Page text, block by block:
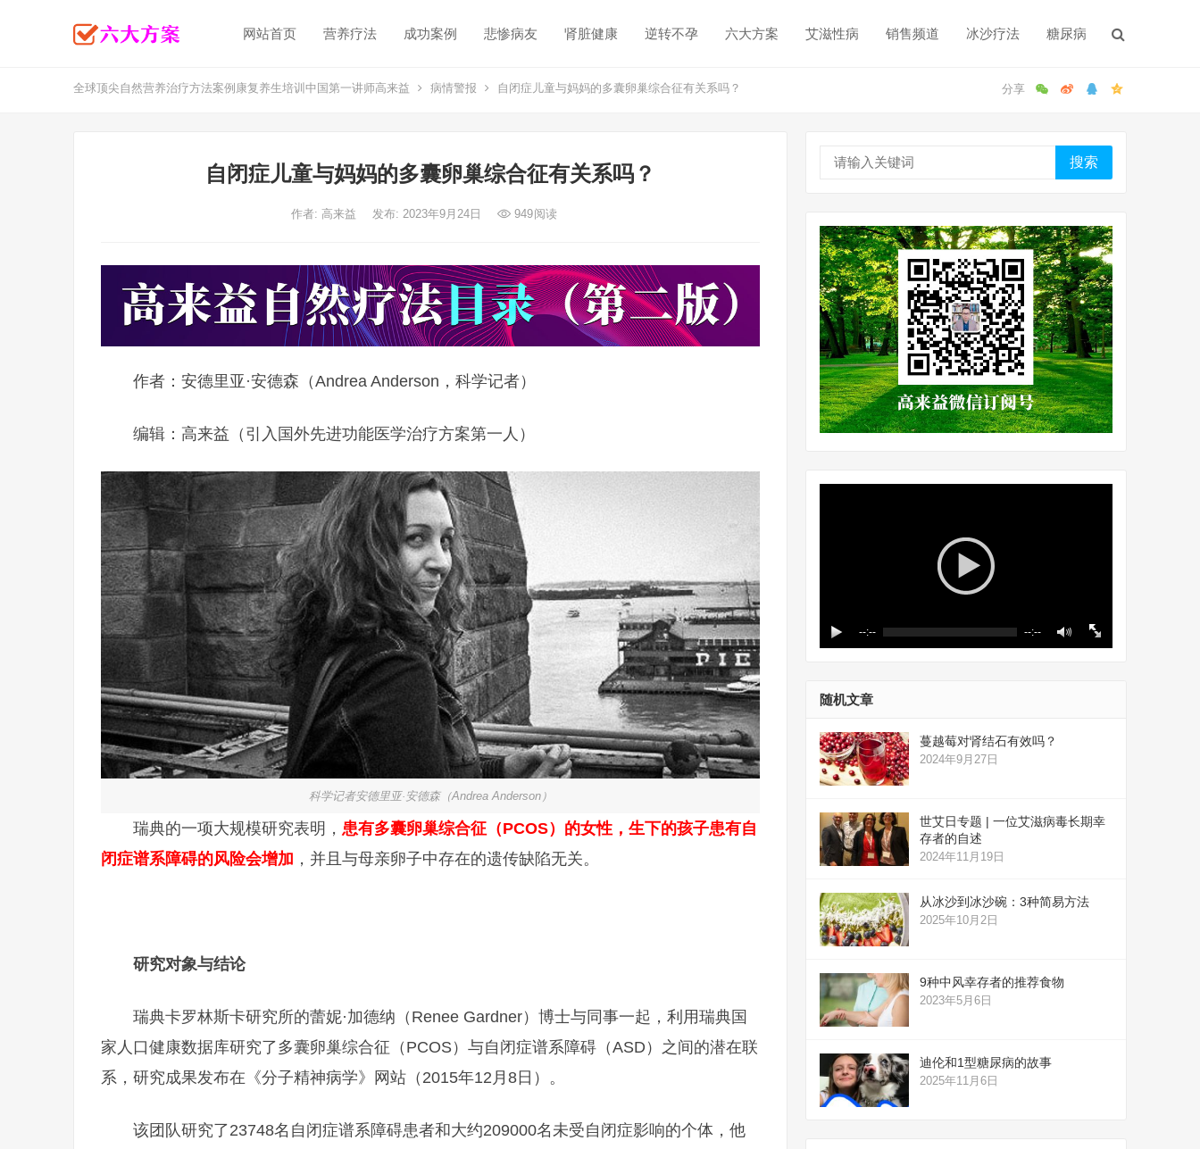
网站首页 营养疗法 成功案例 悲惨病友 肾脏健康 逆转不孕 六大方案 艾滋性病 销售频道 冰沙疗法 糖尿病
全球顶尖自然营养治疗方法案例康复养生培训中国第一讲师高来益 病情警报 自闭症儿童与妈妈的多囊卵巢综合征有关系吗？
自闭症儿童与妈妈的多囊卵巢综合征有关系吗？
作者: 高来益 发布: 2023年9月24日 949阅读
作者：安德里亚·安德森（Andrea Anderson，科学记者）
编辑：高来益（引入国外先进功能医学治疗方案第一人）
科学记者安德里亚·安德森（Andrea Anderson）
瑞典的一项大规模研究表明， 患有多囊卵巢综合征（PCOS）的女性，生下的孩子患有自
闭症谱系障碍的风险会增加 ，并且与母亲卵子中存在的遗传缺陷无关。
研究对象与结论
瑞典卡罗林斯卡研究所的蕾妮·加德纳（Renee Gardner）博士与同事一起，利用瑞典国
家人口健康数据库研究了多囊卵巢综合征（PCOS）与自闭症谱系障碍（ASD）之间的潜在联
系，研究成果发布在《分子精神病学》网站（2015年12月8日）。
该团队研究了23748名自闭症谱系障碍患者和大约209000名未受自闭症影响的个体，他
搜索
--:-- --:--
随机文章
蔓越莓对肾结石有效吗？
2024年9月27日
世艾日专题 | 一位艾滋病毒长期幸
存者的自述
2024年11月19日
从冰沙到冰沙碗：3种简易方法
2025年10月2日
9种中风幸存者的推荐食物
2023年5月6日
迪伦和1型糖尿病的故事
2025年11月6日